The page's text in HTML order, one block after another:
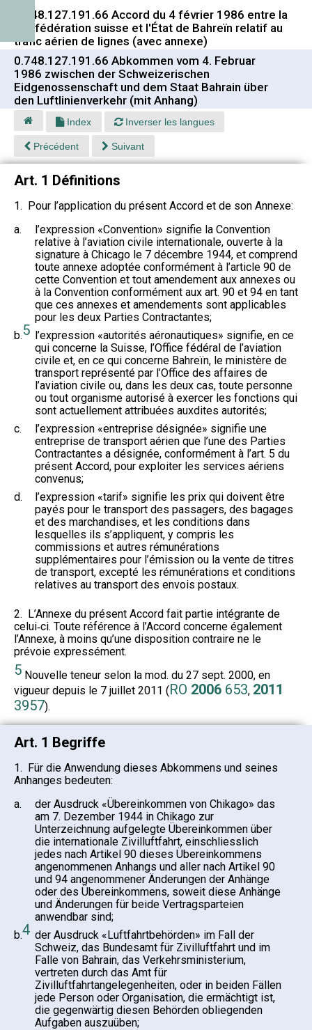
0.748.127.191.66 Accord du 4 février 1986 entre la
Confédération suisse et l'État de Bahreïn relatif au
trafic aérien de lignes (avec annexe)
0.748.127.191.66 Abkommen vom 4. Februar
1986 zwischen der Schweizerischen
Eidgenossenschaft und dem Staat Bahrain über
den Luftlinienverkehr (mit Anhang)
Index Inverser les langues
Précédent Suivant
Art. 1 Définitions
1. Pour l’application du présent Accord et de son Annexe:
a.
l’expression «Convention» signifie la Convention
relative à l’aviation civile internationale, ouverte à la
signature à Chicago le 7 décembre 1944, et comprend
toute annexe adoptée conformément à l’article 90 de
cette Convention et tout amendement aux annexes ou
à la Convention conformément aux art. 90 et 94 en tant
que ces annexes et amendements sont applicables
pour les deux Parties Contractantes;
b.5 l’expression «autorités aéronautiques» signifie, en ce
qui concerne la Suisse, l’Office fédéral de l’aviation
civile et, en ce qui concerne Bahreïn, le ministère de
transport représenté par l’Office des affaires de
l’aviation civile ou, dans les deux cas, toute personne
ou tout organisme autorisé à exercer les fonctions qui
sont actuellement attribuées auxdites autorités;
c.
l’expression «entreprise désignée» signifie une
entreprise de transport aérien que l’une des Parties
Contractantes a désignée, conformément à l’art. 5 du
présent Accord, pour exploiter les services aériens
convenus;
d.
l’expression «tarif» signifie les prix qui doivent être
payés pour le transport des passagers, des bagages
et des marchandises, et les conditions dans
lesquelles ils s’appliquent, y compris les
commissions et autres rémunérations
supplémentaires pour l’émission ou la vente de titres
de transport, excepté les rémunérations et conditions
relatives au transport des envois postaux.
2. L’Annexe du présent Accord fait partie intégrante de
celui‑ci. Toute référence à l’Accord concerne également
l’Annexe, à moins qu’une disposition contraire ne le
prévoie expressément.
5 Nouvelle teneur selon la mod. du 27 sept. 2000, en
vigueur depuis le 7 juillet 2011 (RO 2006 653, 2011
3957).
Art. 1 Begriffe
1. Für die Anwendung dieses Abkommens und seines
Anhanges bedeuten:
a.
der Ausdruck «Übereinkommen von Chikago» das
am 7. Dezember 1944 in Chikago zur
Unterzeichnung aufgelegte Übereinkommen über
die internationale Zivilluftfahrt, einschliesslich
jedes nach Artikel 90 dieses Übereinkommens
angenommenen Anhangs und aller nach Artikel 90
und 94 angenommener Änderungen der Anhänge
oder des Übereinkommens, soweit diese Anhänge
und Änderungen für beide Vertragsparteien
anwendbar sind;
b.4 der Ausdruck «Luftfahrtbehörden» im Fall der
Schweiz, das Bundesamt für Zivilluftfahrt und im
Falle von Bahrain, das Verkehrsministerium,
vertreten durch das Amt für
Zivilluftfahrtangelegenheiten, oder in beiden Fällen
jede Person oder Organisation, die ermächtigt ist,
die gegenwärtig diesen Behörden obliegenden
Aufgaben auszuüben;